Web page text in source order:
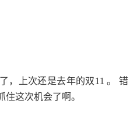
，上次还是去年的双11 。 错
这次机会了啊。